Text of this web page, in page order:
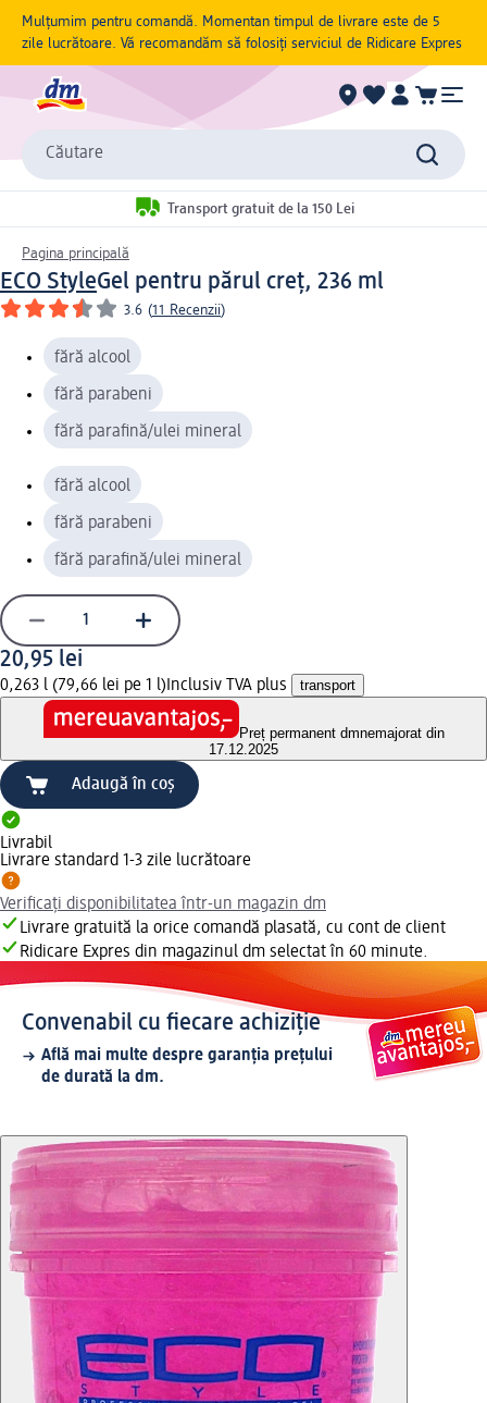
Mulțumim pentru comandă. Momentan timpul de livrare este de 5
zile lucrătoare. Vă recomandăm să folosiți serviciul de Ridicare Expres
Căutare
Transport gratuit de la 150 Lei
Pagina principală
ECO StyleGel pentru părul creț, 236 ml
3.6 (11 Recenzii)
fără alcool
fără parabeni
fără parafină/ulei mineral
fără alcool
fără parabeni
fără parafină/ulei mineral
20,95 lei
0,263 l (79,66 lei pe 1 l) Inclusiv TVA plus transport
Preț permanent dmnemajorat din
17.12.2025
Adaugă în coș
Livrabil
Livrare standard 1-3 zile lucrătoare
Verificați disponibilitatea într-un magazin dm
Livrare gratuită la orice comandă plasată, cu cont de client
Ridicare Expres din magazinul dm selectat în 60 minute.
Convenabil cu fiecare achiziție
Află mai multe despre garanția prețului
de durată la dm.